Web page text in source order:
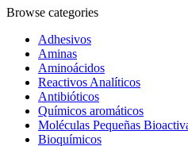
Browse categories
Adhesivos
Aminas
Aminoácidos
Reactivos Analíticos
Antibióticos
Químicos aromáticos
Moléculas Pequeñas
Bioquímicos